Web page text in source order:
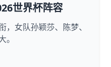
世界杯阵容
，女队孙颖莎、陈梦、
。